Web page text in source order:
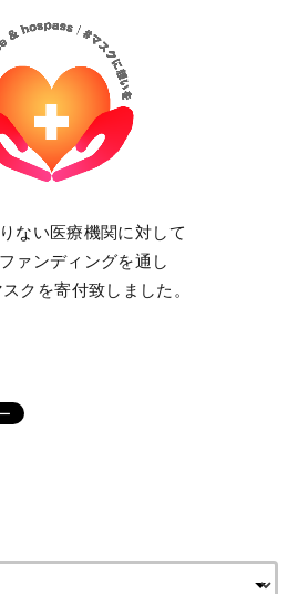
ない医療機関に対して
ァンディングを通し
クを寄付致しました。